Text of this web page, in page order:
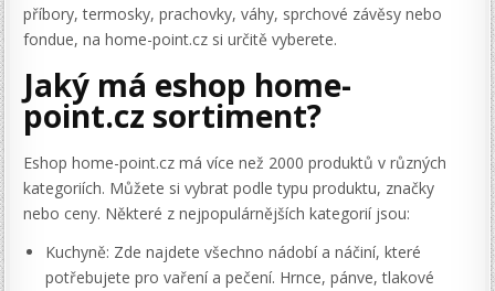
příbory, termosky, prachovky, váhy, sprchové závěsy nebo
fondue, na home-point.cz si určitě vyberete.
Jaký má eshop home-
point.cz sortiment?
Eshop home-point.cz má více než 2000 produktů v různých
kategoriích. Můžete si vybrat podle typu produktu, značky
nebo ceny. Některé z nejpopulárnějších kategorií jsou:
Kuchyně: Zde najdete všechno nádobí a náčiní, které
potřebujete pro vaření a pečení. Hrnce, pánve, tlakové